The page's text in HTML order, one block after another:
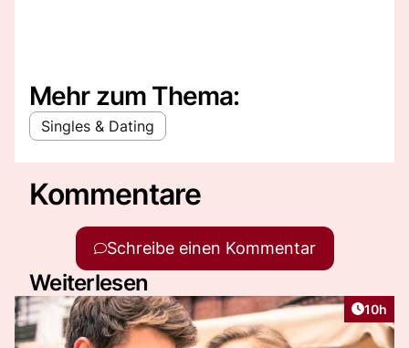
Mehr zum Thema:
Singles & Dating
Kommentare
Schreibe einen Kommentar
Weiterlesen
Artikel
10h